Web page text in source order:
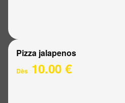
Pizza jalapenos
Dès 10.00 €